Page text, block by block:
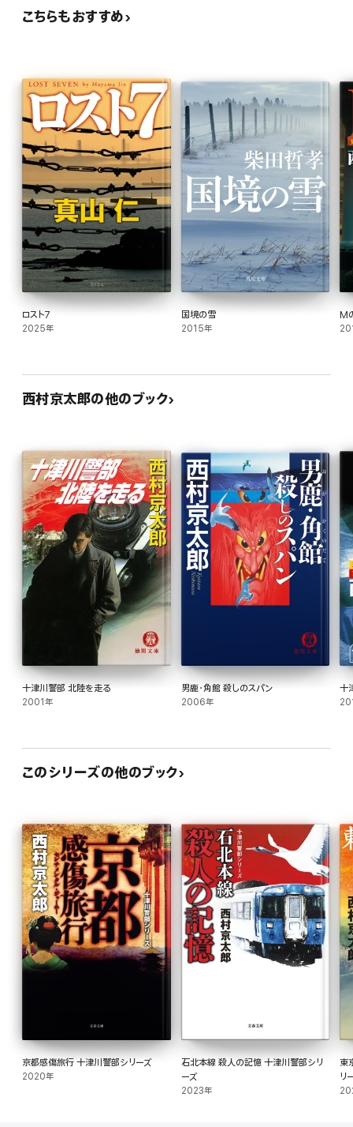
JR各社が手掛ける「クルーズトレイン」のなかでも、JR九州が運行する「クルーズト
本書は、鉄道・トラベルミステリーの第一人者である著者が、「ななつ星」に実際に
乗車し、車内を隅々まで取材して書かれた、臨場感溢れる作品である。
2015年に単行本として刊行された本書には、西村さんの実際に乗車した「ななつ
星」への感動と、戦後70年という節目にも関わらず対立を深める日中両国への危
機感とが込められている。作中、熱く議論される歴史の断章は、鉄道ファンのみなら
ずすべての日本人必読だ。
こちらもおすすめ
ロスト7
2025年
国境の雪
2015年
M
西村京太郎の他のブック
十津川警部 北陸を走る
2001年
男鹿・角館 殺しのスパン
2006年
十
このシリーズの他のブック
京都感傷旅行 十津川警部シリーズ
2020年
石北本線 殺人の記憶 十津川警部シリ
ーズ
2023年
東
リ